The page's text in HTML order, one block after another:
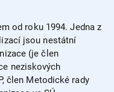
od roku 1994. Jedna z
jsou nestátní
(je člen
neziskových
člen Metodické rady